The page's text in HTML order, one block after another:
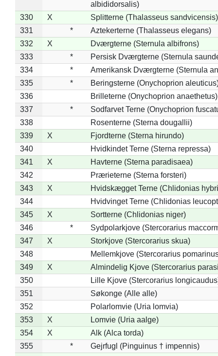
albididorsalis)
330
X
Splitterne (Thalasseus sandvicensis)
331
*
Aztekerterne (Thalasseus elegans)
332
X
Dværgterne (Sternula albifrons)
333
*
Persisk Dværgterne (Sternula
334
*
Amerikansk Dværgterne (Sternula
335
*
Beringsterne (Onychoprion
336
Brilleterne (Onychoprion anaethetus)
337
*
Sodfarvet Terne (Onychoprion
338
Rosenterne (Sterna dougallii)
339
X
Fjordterne (Sterna hirundo)
340
Hvidkindet Terne (Sterna repressa)
341
X
Havterne (Sterna paradisaea)
342
Prærieterne (Sterna forsteri)
343
X
Hvidskægget Terne (Chlidonias
344
Hvidvinget Terne (Chlidonias
345
X
Sortterne (Chlidonias niger)
346
*
Sydpolarkjove (Stercorarius
347
X
Storkjove (Stercorarius skua)
348
Mellemkjove (Stercorarius
349
X
Almindelig Kjove (Stercorarius
350
Lille Kjove (Stercorarius
351
Søkonge (Alle alle)
352
Polarlomvie (Uria lomvia)
353
X
Lomvie (Uria aalge)
354
X
Alk (Alca torda)
355
*
Gejrfugl (Pinguinus † impennis)